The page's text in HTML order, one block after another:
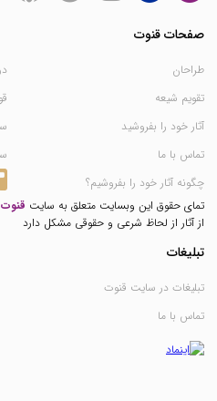
صفحات قنوت
طراحان
تقویم شیعه
آثار خود را بفروشید
تماس با ما
چگونه آثار خود را بفروشیم؟
تمای حقوق این وبسایت متعلق به سایت قنوت
از آثار از لحاظ شرعی و حقوقی مشکل دارد
تبلیغات
تبلیغات در سایت قنوت
تماس با ما